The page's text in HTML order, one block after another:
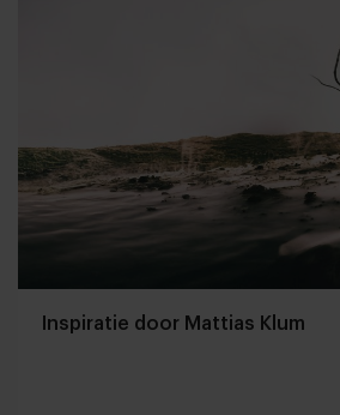
Inspiratie door Mattias Klum